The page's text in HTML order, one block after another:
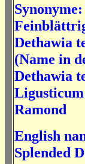
Synonyme:
Dethawia
(Name in
Dethawia
Ligusticum
Ramond
English
Splended